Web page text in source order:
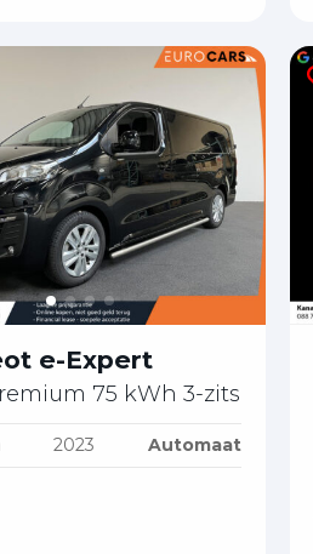
e-Expert
75 kWh 3-zits
2023 Automaat